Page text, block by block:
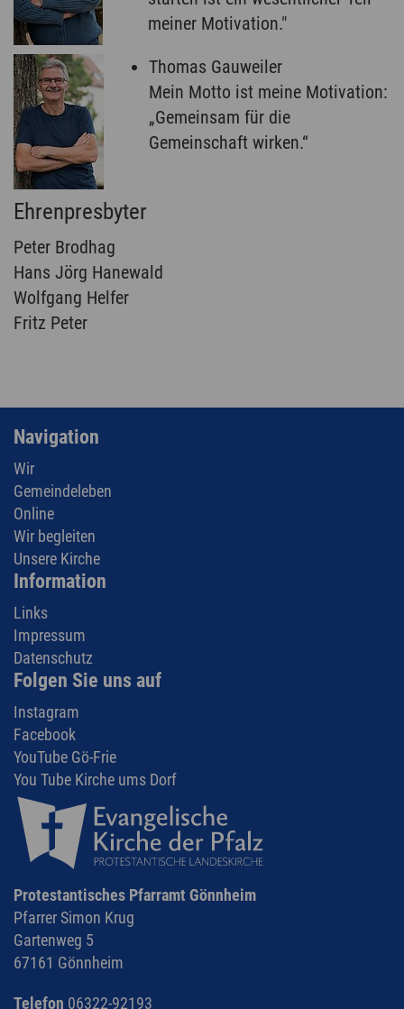
meiner Motivation."
Thomas Gauweiler
Mein Motto ist meine Motivation:
„Gemeinsam für die
Gemeinschaft wirken.“
Ehrenpresbyter
Peter Brodhag
Hans Jörg Hanewald
Wolfgang Helfer
Fritz Peter
Navigation
Wir
Gemeindeleben
Online
Wir begleiten
Unsere Kirche
Information
Links
Impressum
Datenschutz
Folgen Sie uns auf
Instagram
Facebook
YouTube Gö-Frie
You Tube Kirche ums Dorf
Protestantisches Pfarramt Gönnheim
Pfarrer Simon Krug
Gartenweg 5
67161 Gönnheim
Telefon 06322-92193